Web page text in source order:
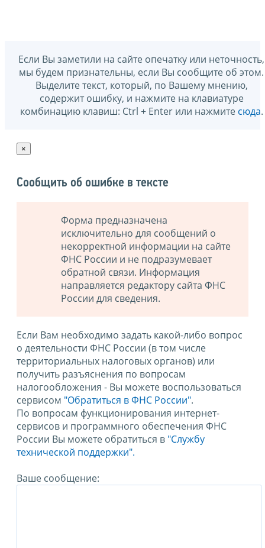
Если Вы заметили на сайте опечатку или неточность,
мы будем признательны, если Вы сообщите об этом.
Выделите текст, который, по Вашему мнению,
содержит ошибку, и нажмите на клавиатуре
комбинацию клавиш: Ctrl + Enter или нажмите сюда.
×
Сообщить об ошибке в тексте
Форма предназначена
исключительно для сообщений о
некорректной информации на сайте
ФНС России и не подразумевает
обратной связи. Информация
направляется редактору сайта ФНС
России для сведения.
Если Вам необходимо задать какой-либо вопрос
о деятельности ФНС России (в том числе
территориальных налоговых органов) или
получить разъяснения по вопросам
налогообложения - Вы можете воспользоваться
сервисом "Обратиться в ФНС России".
По вопросам функционирования интернет-
сервисов и программного обеспечения ФНС
России Вы можете обратиться в "Службу
технической поддержки".
Ваше сообщение: